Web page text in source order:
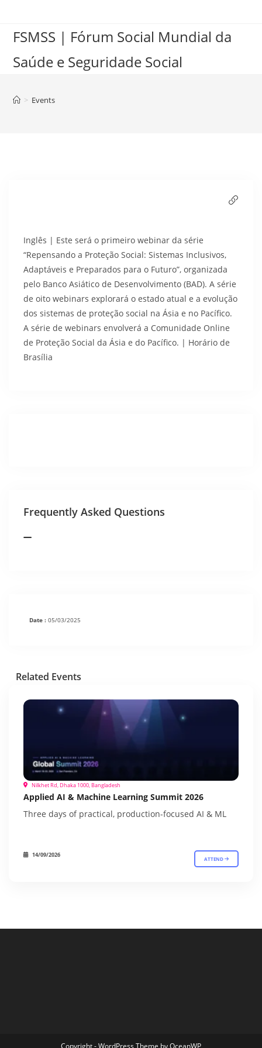
FSMSS | Fórum Social Mundial da
Saúde e Seguridade Social
> Events
Inglês | Este será o primeiro webinar da série
“Repensando a Proteção Social: Sistemas Inclusivos,
Adaptáveis ​​e Preparados para o Futuro”, organizada
pelo Banco Asiático de Desenvolvimento (BAD). A série
de oito webinars explorará o estado atual e a evolução
dos sistemas de proteção social na Ásia e no Pacífico.
A série de webinars envolverá a Comunidade Online
de Proteção Social da Ásia e do Pacífico. | Horário de
Brasília
Frequently Asked Questions
Date : 05/03/2025
Related Events
Nilkhet Rd, Dhaka 1000, Bangladesh
Applied AI & Machine Learning Summit 2026
Three days of practical, production-focused AI & ML
14/09/2026
ATTEND
Copyright - WordPress Theme by OceanWP